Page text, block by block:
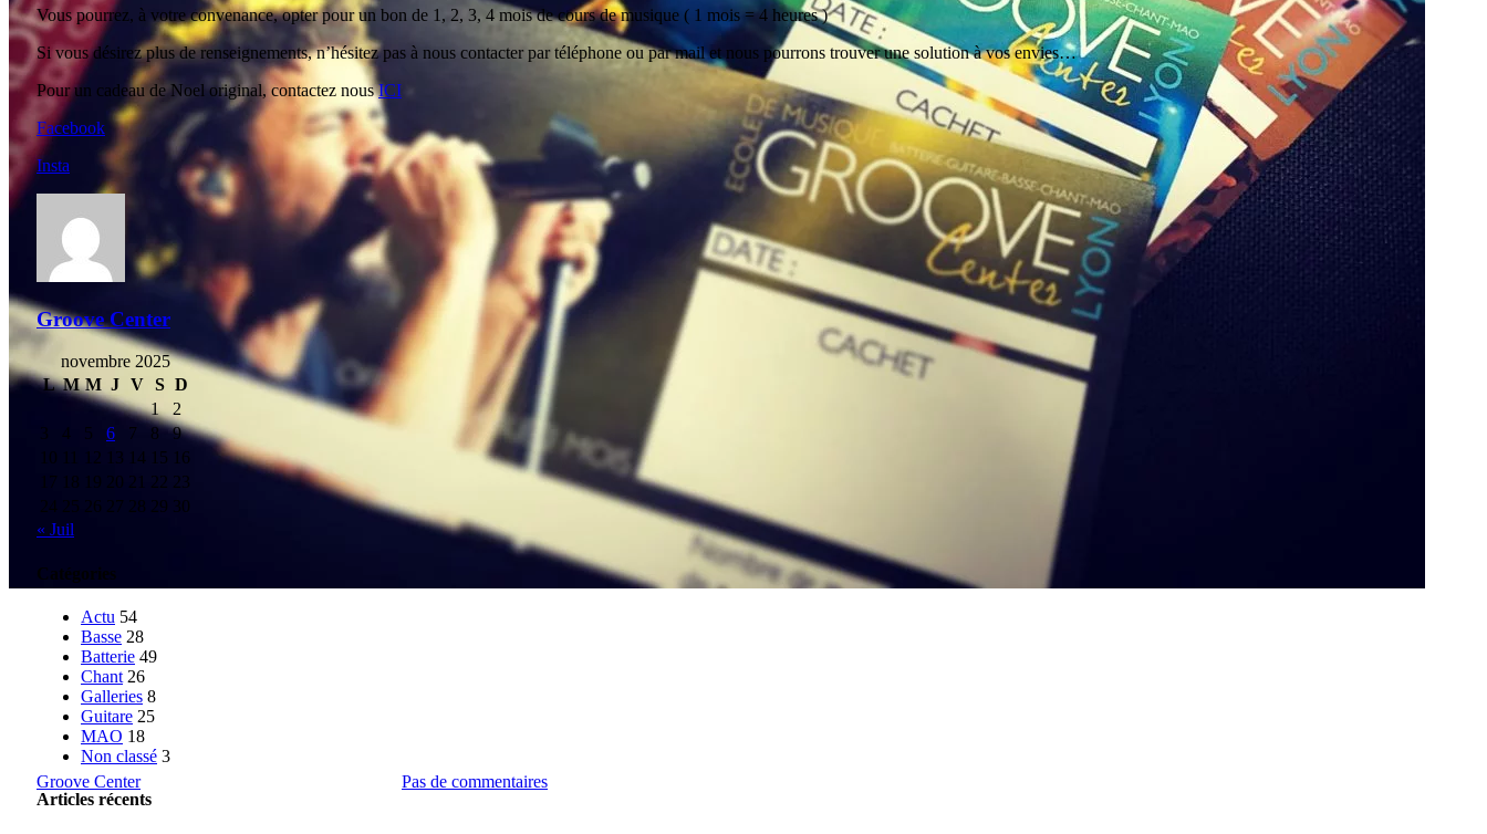
BasseBatterieChant
Une idée cadeau original ? Nos bons cadeaux
Groove Center6 novembre 2025 Pas de commentaires
Vous pourrez, à votre convenance, opter pour un bon de 1, 2, 3, 4 mois de cours de musique ( 1 mois = 4 heures )
Si vous désirez plus de renseignements, n’hésitez pas à nous contacter par téléphone ou par mail et nous pourrons trouver une solution à vos envies…
Pour un cadeau de Noel original, contactez nousICI
Facebook
Insta
Groove Center
novembre 2025
L M M J V S D
1
2
3
4 5 6 7 8
9
10 11 12 13 14 15 16
17 18 19 20 21 22 23
24 25 26 27 28 29 30
« Juil
Catégories
Actu 54
Basse 28
Batterie 49
Chant 26
Galleries 8
Guitare 25
MAO 18
Non classé 3
Articles récents